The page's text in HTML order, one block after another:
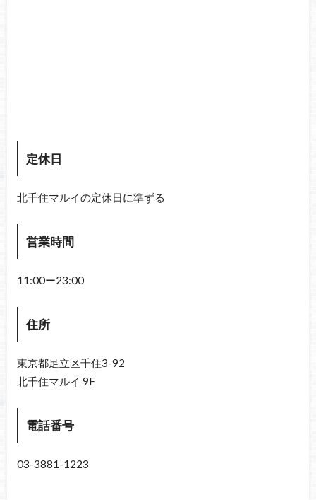
定休日
北千住マルイの定休日に準ずる
営業時間
11:00ー23:00
住所
東京都足立区千住3-92
北千住マルイ 9F
電話番号
03-3881-1223